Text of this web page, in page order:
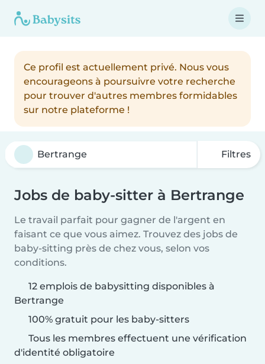
Ce profil est actuellement privé. Nous vous
encourageons à poursuivre votre recherche
pour trouver d'autres membres formidables
sur notre plateforme !
Filtres
Jobs de baby-sitter à Bertrange
Le travail parfait pour gagner de l'argent en
faisant ce que vous aimez. Trouvez des jobs de
baby-sitting près de chez vous, selon vos
conditions.
12 emplois de babysitting disponibles à
Bertrange
100% gratuit pour les baby-sitters
Tous les membres effectuent une vérification
d'identité obligatoire